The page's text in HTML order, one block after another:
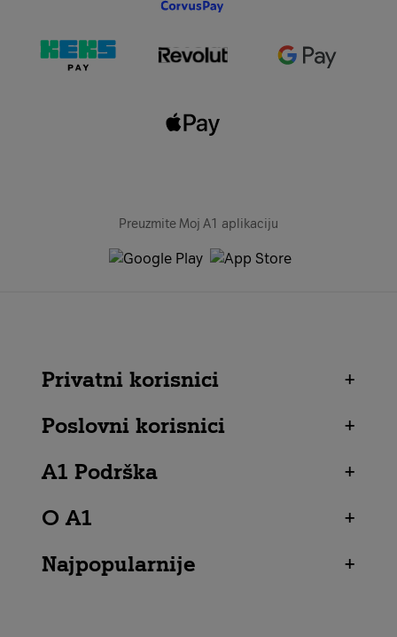
Preuzmite Moj A1 aplikaciju
Privatni korisnici
+
Poslovni korisnici
+
A1 Podrška
+
O A1
+
Najpopularnije
+